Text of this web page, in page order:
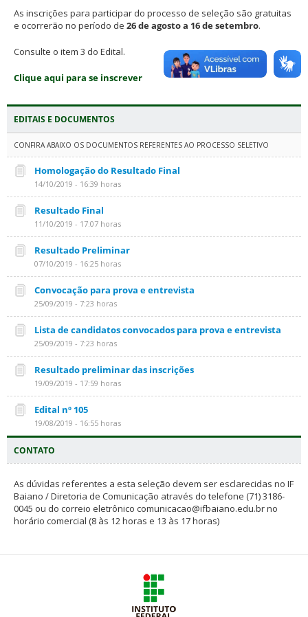
As inscrições para participar do processo de seleção são gratuitas
e ocorrerão no período de 26 de agosto a 16 de setembro.
Consulte o item 3 do Edital.
Clique aqui para se inscrever
EDITAIS E DOCUMENTOS
CONFIRA ABAIXO OS DOCUMENTOS REFERENTES AO PROCESSO SELETIVO
Homologação do Resultado Final
14/10/2019 - 16:39 horas
Resultado Final
11/10/2019 - 17:07 horas
Resultado Preliminar
07/10/2019 - 16:25 horas
Convocação para prova e entrevista
25/09/2019 - 7:23 horas
Lista de candidatos convocados para prova e entrevista
25/09/2019 - 7:23 horas
Resultado preliminar das inscrições
19/09/2019 - 17:59 horas
Edital nº 105
19/08/2019 - 16:55 horas
CONTATO
As dúvidas referentes a esta seleção devem ser esclarecidas no IF
Baiano / Diretoria de Comunicação através do telefone (71) 3186-
0045 ou do correio eletrônico comunicacao@ifbaiano.edu.br no
horário comercial (8 às 12 horas e 13 às 17 horas)